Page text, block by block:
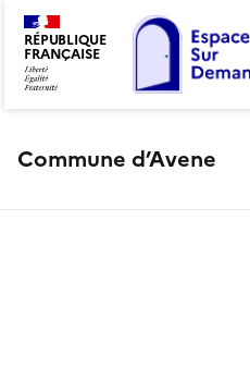
RÉPUBLIQUE
FRANÇAISE
Commune d’Avene